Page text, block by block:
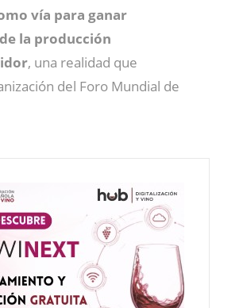
vía para ganar
la producción
, una realidad que
del Foro Mundial de